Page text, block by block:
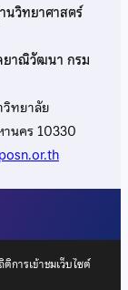
นวิทยาศาสตร์
ยาณิวัฒนา กรม
ทยาลัย
นคร 10330
การเข้าชมเว็บไซต์